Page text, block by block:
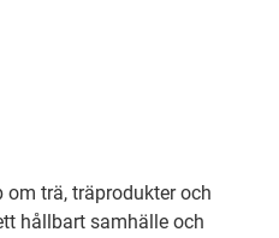
om trä, träprodukter och
hållbart samhälle och